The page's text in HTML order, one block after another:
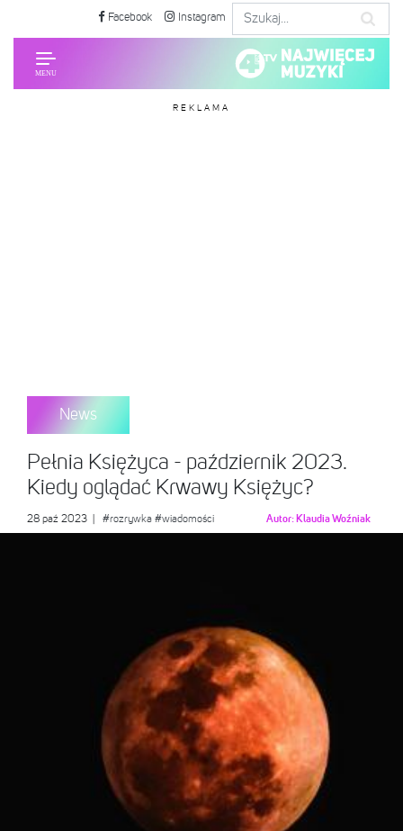
Facebook Instagram
REKLAMA
News
Pełnia Księżyca - październik 2023.
Kiedy oglądać Krwawy Księżyc?
28 paź 2023 #rozrywka #wiadomości Autor: Klaudia Woźniak